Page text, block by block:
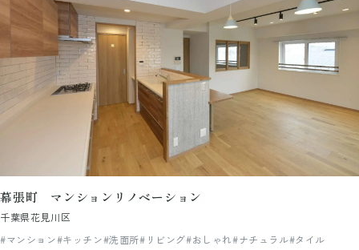
幕張町 マンションリノベーション
千葉県花見川区
#マンション#キッチン#洗面所#リビング#おしゃれ#ナチュラル#タイル